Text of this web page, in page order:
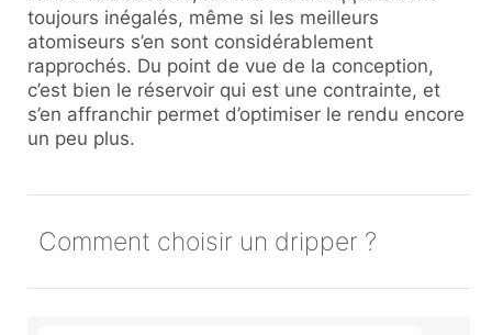
toujours inégalés, même si les meilleurs
atomiseurs s’en sont considérablement
rapprochés. Du point de vue de la conception,
c’est bien le réservoir qui est une contrainte, et
s’en affranchir permet d’optimiser le rendu encore
un peu plus.
Comment choisir un dripper ?